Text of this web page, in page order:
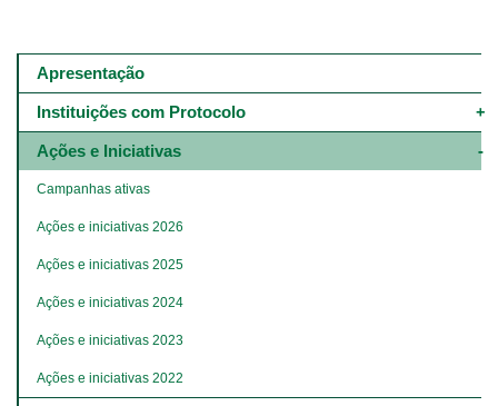
Main
navigation
níveis
Apresentação
Instituições com Protocolo
Ações e Iniciativas
Campanhas ativas
Ações e iniciativas 2026
Ações e iniciativas 2025
Ações e iniciativas 2024
Ações e iniciativas 2023
Ações e iniciativas 2022